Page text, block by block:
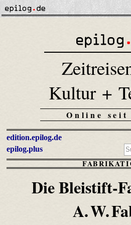
Kultur +
Online seit
edition.epilog.de
epilog.plus
Die Bleistift-
A. W.